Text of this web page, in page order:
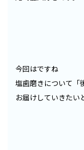
今回はですね
塩歯磨きについて「
お届けしていきたい